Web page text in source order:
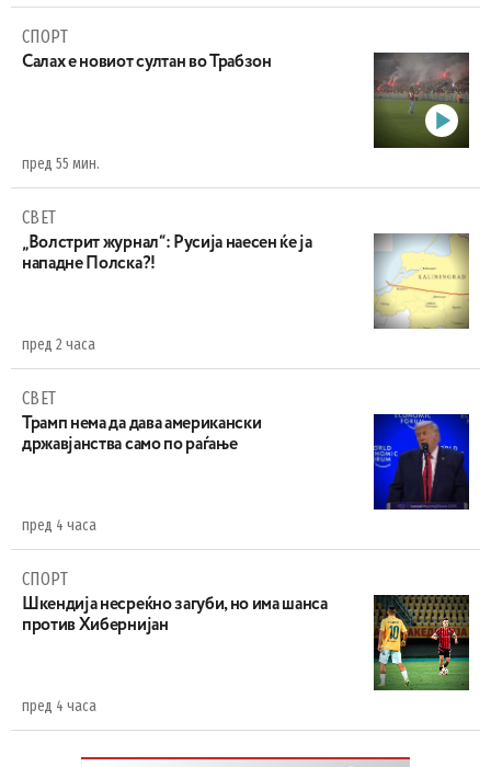
СПОРТ
Салах е новиот султан во Трабзон
пред 55 мин.
СВЕТ
„Волстрит журнал“: Русија наесен ќе ја
нападне Полска?!
пред 2 часа
СВЕТ
Трамп нема да дава американски
државјанства само по раѓање
пред 4 часа
СПОРТ
Шкендија несреќно загуби, но има шанса
против Хибернијан
пред 4 часа